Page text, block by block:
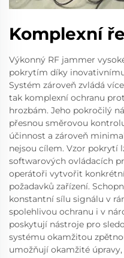
Komplexní
Výkonný RF jammer
pokrytím díky
Systém zároveň zvládá
tak komplexní ochranu
hrozbám. Jeho pokročilý
přesnou směrovou
účinnost a zároveň
nejsou cílem. Vzor pokrytí
softwarových ovládacích
operátoři vytvořit
požadavků zařízení.
konstantní sílu signálu v
spolehlivou ochranu i v
poskytují nástroje pro
systému okamžitou
umožňují okamžité